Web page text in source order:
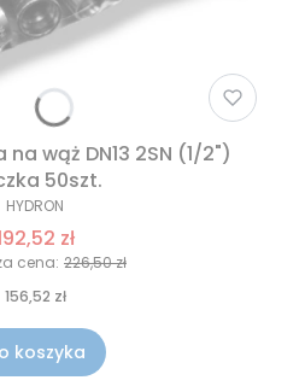
wąż DN13 2SN (1/2")
50szt.
HYDRON
zł
cena: 226,50 zł
156,52 zł
koszyka